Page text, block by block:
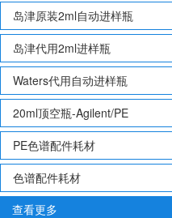
岛津原装2ml自动进样瓶
岛津代用2ml进样瓶
Waters代用自动进样瓶
20ml顶空瓶-Agilent/PE
PE色谱配件耗材
色谱配件耗材
查看更多